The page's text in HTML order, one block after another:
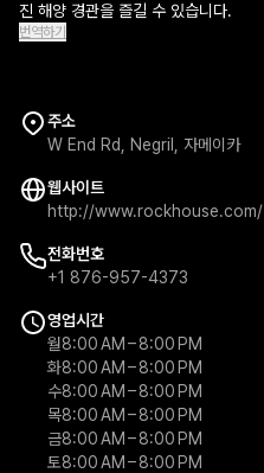
진 해양 경관을 즐길 수 있습니다.
번역하기
주소
W End Rd, Negril, 자메이카
웹사이트
http://www.rockhouse.com/
전화번호
+1 876-957-4373
영업시간
월
화
수
목
금
토
8:00 AM – 8:00 PM
8:00 AM – 8:00 PM
8:00 AM – 8:00 PM
8:00 AM – 8:00 PM
8:00 AM – 8:00 PM
8:00 AM – 8:00 PM